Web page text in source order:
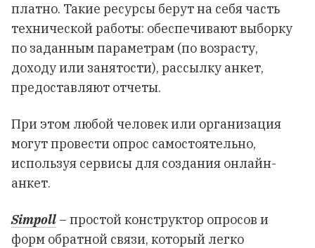
платно. Такие ресурсы берут на себя часть
технической работы: обеспечивают выборку
по заданным параметрам (по возрасту,
доходу или занятости), рассылку анкет,
предоставляют отчеты.
При этом любой человек или организация
могут провести опрос самостоятельно,
используя сервисы для создания онлайн-
анкет.
Simpoll – простой конструктор опросов и
форм обратной связи, который легко